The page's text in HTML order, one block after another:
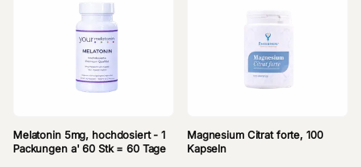
Melatonin 5mg, hochdosiert - 1
Packungen a' 60 Stk = 60 Tage
Magnesium Citrat forte, 100
Kapseln